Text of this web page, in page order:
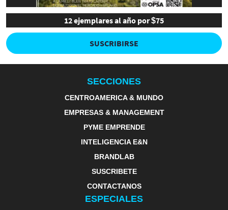
12 ejemplares al año por $75
SUSCRIBIRSE
SECCIONES
CENTROAMERICA & MUNDO
EMPRESAS & MANAGEMENT
PYME EMPRENDE
INTELIGENCIA E&N
BRANDLAB
SUSCRIBETE
CONTACTANOS
ESPECIALES